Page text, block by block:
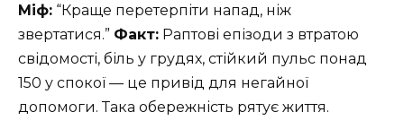
Міф: “Краще перетерпіти напад, ніж
звертатися.” Факт: Раптові епізоди з втратою
свідомості, біль у грудях, стійкий пульс понад
150 у спокої — це привід для негайної
допомоги. Така обережність рятує життя.